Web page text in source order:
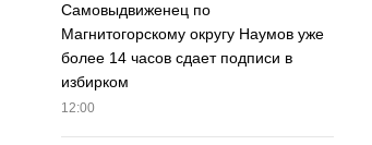
Самовыдвиженец по
Магнитогорскому округу Наумов уже
более 14 часов сдает подписи в
избирком
12:00